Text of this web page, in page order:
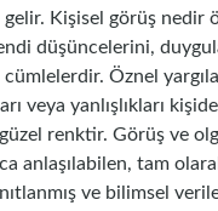
gelir. Kişisel görüş nedir
düşüncelerini,
Öznel
veya yanlışlıkları
renktir. Görüş ve
anlaşılabilen, tam
ve bilimsel